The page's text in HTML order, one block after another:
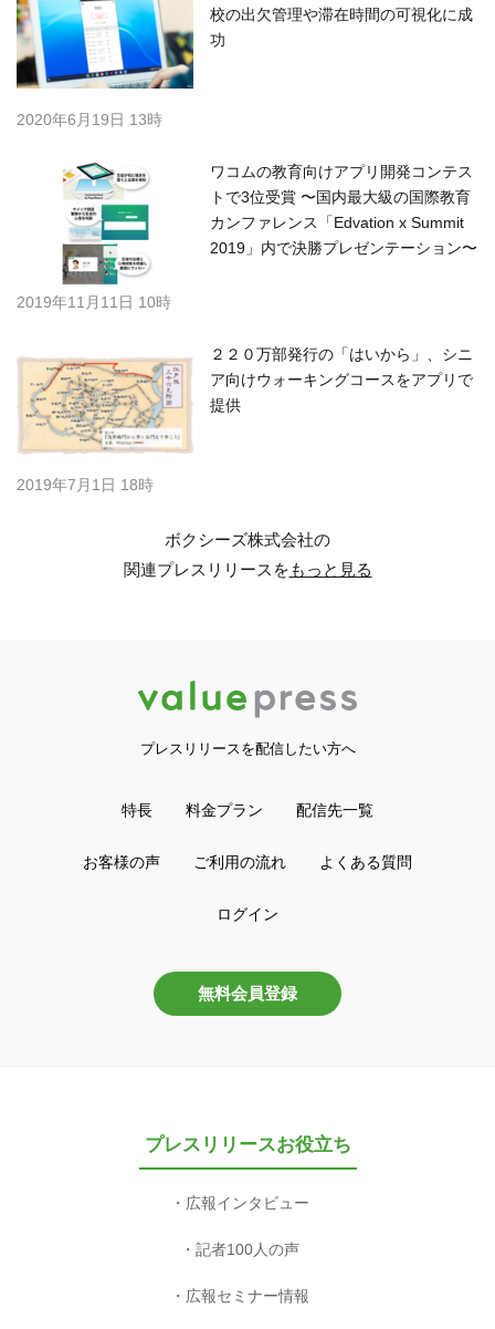
校の出欠管理や滞在時間の可視化に成
功
2020年6月19日 13時
ワコムの教育向けアプリ開発コンテス
トで3位受賞 〜国内最大級の国際教育
カンファレンス「Edvation x Summit
2019」内で決勝プレゼンテーション〜
2019年11月11日 10時
２２０万部発行の「はいから」、シニ
ア向けウォーキングコースをアプリで
提供
2019年7月1日 18時
ボクシーズ株式会社の
関連プレスリリースをもっと見る
プレスリリースを配信したい方へ
特長 料金プラン 配信先一覧
お客様の声 ご利用の流れ よくある質問
ログイン
無料会員登録
プレスリリースお役立ち
広報インタビュー
記者100人の声
広報セミナー情報